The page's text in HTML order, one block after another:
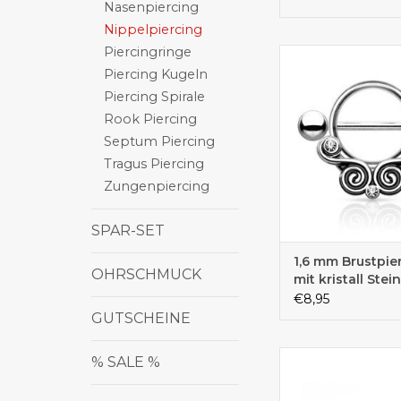
Nasenpiercing
Nippelpiercing
Piercingringe
Piercing Kugeln
Piercing Spirale
Rook Piercing
Septum Piercing
Tragus Piercing
Zungenpiercing
SPAR-SET
OHRSCHMUCK
GUTSCHEINE
% SALE %
1,6 mm
mit kristall
€8,95